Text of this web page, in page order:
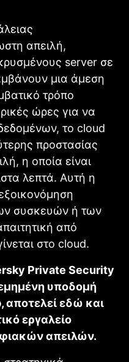
απειλή,
server σε
μια άμεση
τρόπο
ώρες για να
το cloud
προστασίας
η οποία είναι
λεπτά. Αυτή η
συσκευών ή των
από
στο cloud.
Private Security
υποδομή
αποτελεί εδώ και
εργαλείο
απειλών.